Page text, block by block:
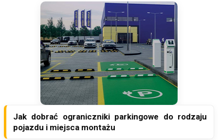
Jak dobrać ograniczniki parkingowe do rodzaju
pojazdu i miejsca montażu